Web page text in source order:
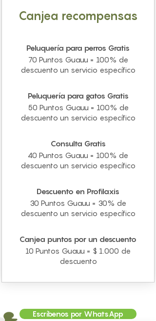
Canjea recompensas
Peluquería para perros Gratis
70 Puntos Guauu = 100% de
descuento un servicio específico
Peluquería para gatos Gratis
50 Puntos Guauu = 100% de
descuento un servicio específico
Consulta Gratis
40 Puntos Guauu = 100% de
descuento un servicio específico
Descuento en Profilaxis
30 Puntos Guauu = 30% de
descuento un servicio específico
Canjea puntos por un descuento
10 Puntos Guauu = $ 1.000 de
descuento
Escríbenos por WhatsApp